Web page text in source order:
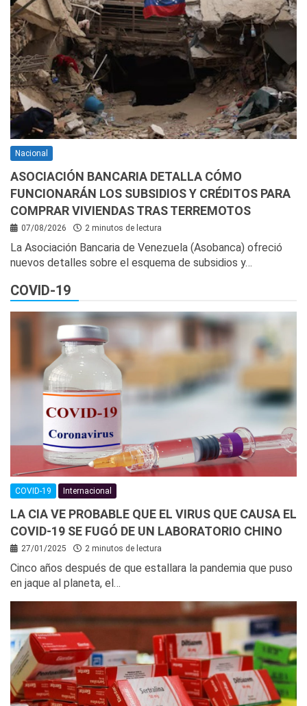
Nacional
ASOCIACIÓN BANCARIA DETALLA CÓMO
FUNCIONARÁN LOS SUBSIDIOS Y CRÉDITOS PARA
COMPRAR VIVIENDAS TRAS TERREMOTOS
07/08/2026 2 minutos de lectura
La Asociación Bancaria de Venezuela (Asobanca) ofreció
nuevos detalles sobre el esquema de subsidios y…
COVID-19
COVID-19 Internacional
LA CIA VE PROBABLE QUE EL VIRUS QUE CAUSA EL
COVID-19 SE FUGÓ DE UN LABORATORIO CHINO
27/01/2025 2 minutos de lectura
Cinco años después de que estallara la pandemia que puso
en jaque al planeta, el…